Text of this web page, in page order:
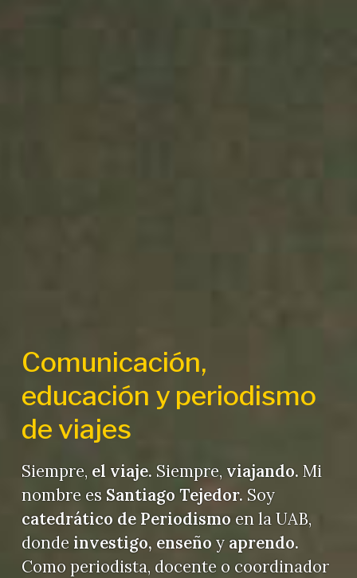
Comunicación,
educación y periodismo
de viajes
Siempre, el viaje. Siempre, viajando. Mi
nombre es Santiago Tejedor. Soy
catedrático de Periodismoen la UAB,
donde investigo, enseño yaprendo.
Como periodista, docente o coordinador